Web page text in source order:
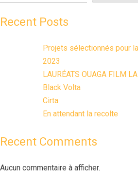
Recent Posts
Projets sélectionnés pour
2023
LAURÉATS OUAGA FILM
Black Volta
Cirta
En attendant la recolte
Recent Comments
Aucun commentaire à afficher.